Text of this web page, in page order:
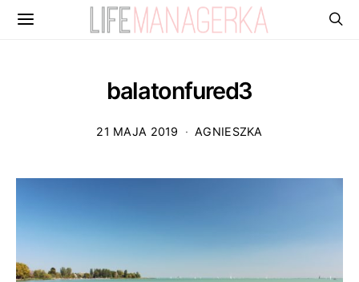
balatonfured3
21 MAJA 2019 AGNIESZKA